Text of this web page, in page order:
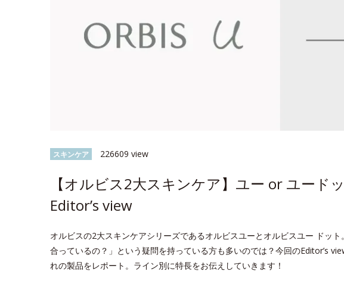
スキンケア 226609 view
【オルビス2大スキンケア】ユー or ユード
Editor’s view
オルビスの2大スキンケアシリーズであるオルビスユーとオルビスユー ドッ
合っているの？」という疑問を持っている方も多いのでは？今回のEditor’s
れの製品をレポート。ライン別に特長をお伝えしていきます！